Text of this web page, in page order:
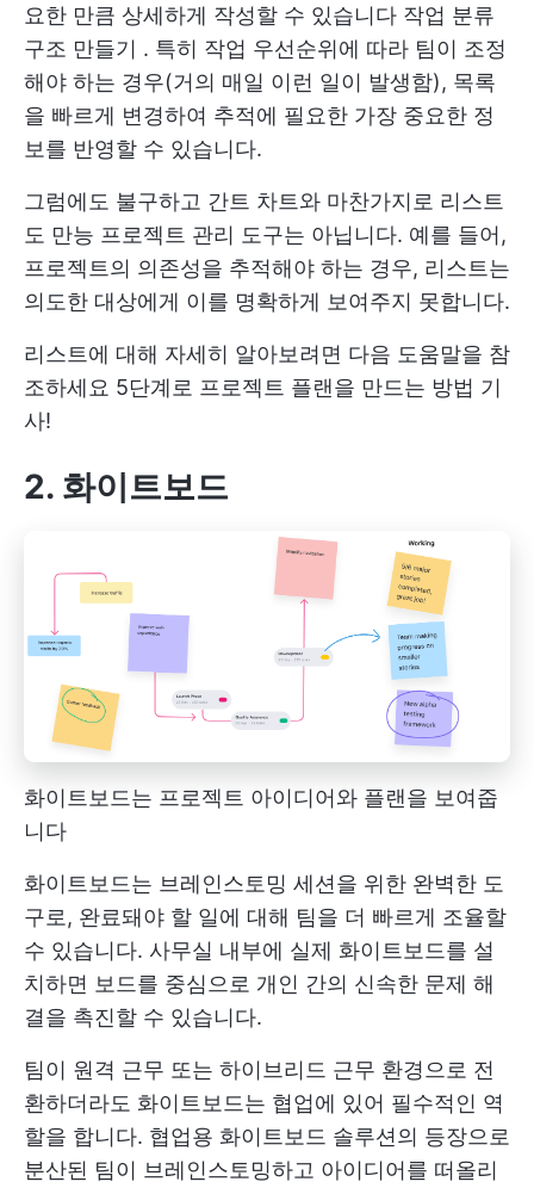
요한 만큼 상세하게 작성할 수 있습니다 작업 분류
구조 만들기 . 특히 작업 우선순위에 따라 팀이 조정
해야 하는 경우(거의 매일 이런 일이 발생함), 목록
을 빠르게 변경하여 추적에 필요한 가장 중요한 정
보를 반영할 수 있습니다.
그럼에도 불구하고 간트 차트와 마찬가지로 리스트
도 만능 프로젝트 관리 도구는 아닙니다. 예를 들어,
프로젝트의 의존성을 추적해야 하는 경우, 리스트는
의도한 대상에게 이를 명확하게 보여주지 못합니다.
리스트에 대해 자세히 알아보려면 다음 도움말을 참
조하세요 5단계로 프로젝트 플랜을 만드는 방법 기
사!
2. 화이트보드
화이트보드는 프로젝트 아이디어와 플랜을 보여줍
니다
화이트보드는 브레인스토밍 세션을 위한 완벽한 도
구로, 완료돼야 할 일에 대해 팀을 더 빠르게 조율할
수 있습니다. 사무실 내부에 실제 화이트보드를 설
치하면 보드를 중심으로 개인 간의 신속한 문제 해
결을 촉진할 수 있습니다.
팀이 원격 근무 또는 하이브리드 근무 환경으로 전
환하더라도 화이트보드는 협업에 있어 필수적인 역
할을 합니다. 협업용 화이트보드 솔루션의 등장으로
분산된 팀이 브레인스토밍하고 아이디어를 떠올리